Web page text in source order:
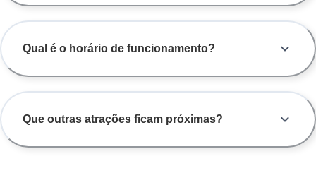
Qual é o horário de funcionamento?
Que outras atrações ficam próximas?